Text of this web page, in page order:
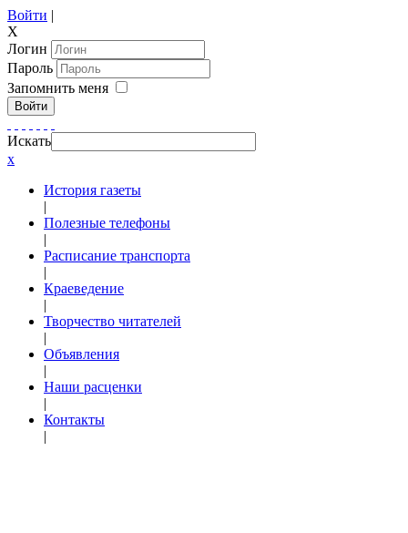
Войти |
X
Логин
Пароль
Запомнить меня
Войти
Искать
x
История газеты
|
Полезные телефоны
|
Расписание транспорта
|
Краеведение
|
Творчество читателей
|
Объявления
|
Наши расценки
|
Контакты
|